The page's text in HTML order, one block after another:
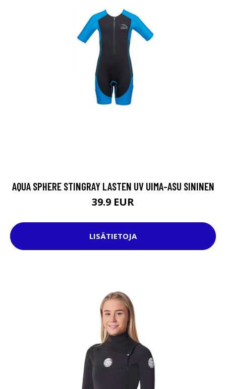
AQUA SPHERE STINGRAY LASTEN UV UIMA-ASU SININEN
39.9 EUR
LISÄTIETOJA